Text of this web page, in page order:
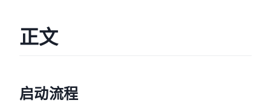
正文
启动流程